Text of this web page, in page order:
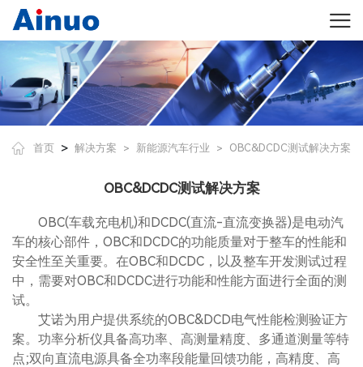
首页 > 解决方案 > 新能源汽车行业 > OBC&DCDC测试解决方案
OBC&DCDC测试解决方案
OBC(车载充电机)和DCDC(直流-直流变换器)是电动汽
车的核心部件，OBC和DCDC的功能质量对于整车的性能和
安全性至关重要。在OBC和DCDC，以及整车开发测试过程
中，需要对OBC和DCDC进行功能和性能方面进行全面的测
试。
艾诺为用户提供系统的OBC&DCD电气性能检测验证方
案。功率分析仪具备高功率、高测量精度、多通道测量等特
点;双向直流电源具备全功率段能量回馈功能，高精度、高